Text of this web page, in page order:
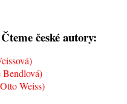
české autory:
Weiss)